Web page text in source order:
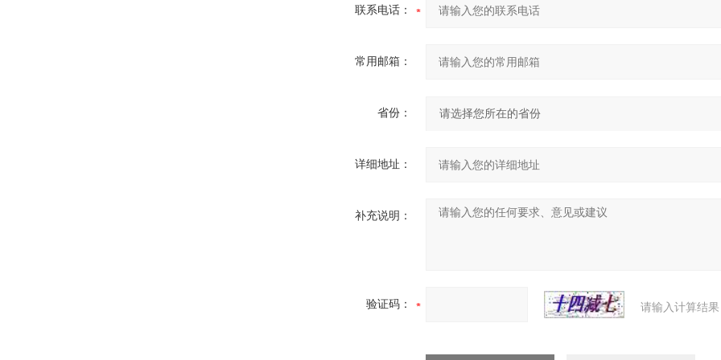
联系电话：
常用邮箱：
省份：
详细地址：
补充说明：
验证码： 请输入计算结